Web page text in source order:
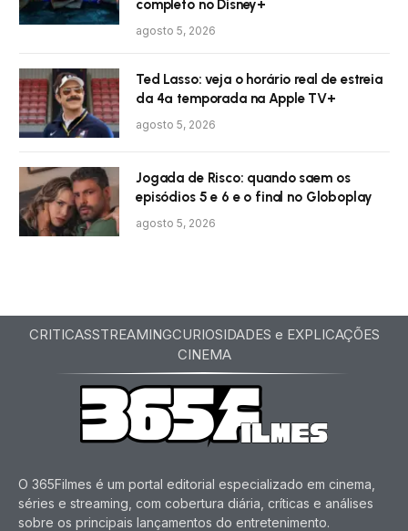
completo no Disney+
agosto 5, 2026
Ted Lasso: veja o horário real de estreia
da 4ª temporada na Apple TV+
agosto 5, 2026
Jogada de Risco: quando saem os
episódios 5 e 6 e o final no Globoplay
agosto 5, 2026
CRITICASSTREAMINGCURIOSIDADES e EXPLICAÇÕES
CINEMA
O 365Filmes é um portal editorial especializado em cinema,
séries e streaming, com cobertura diária, críticas e análises
sobre os principais lançamentos do entretenimento.